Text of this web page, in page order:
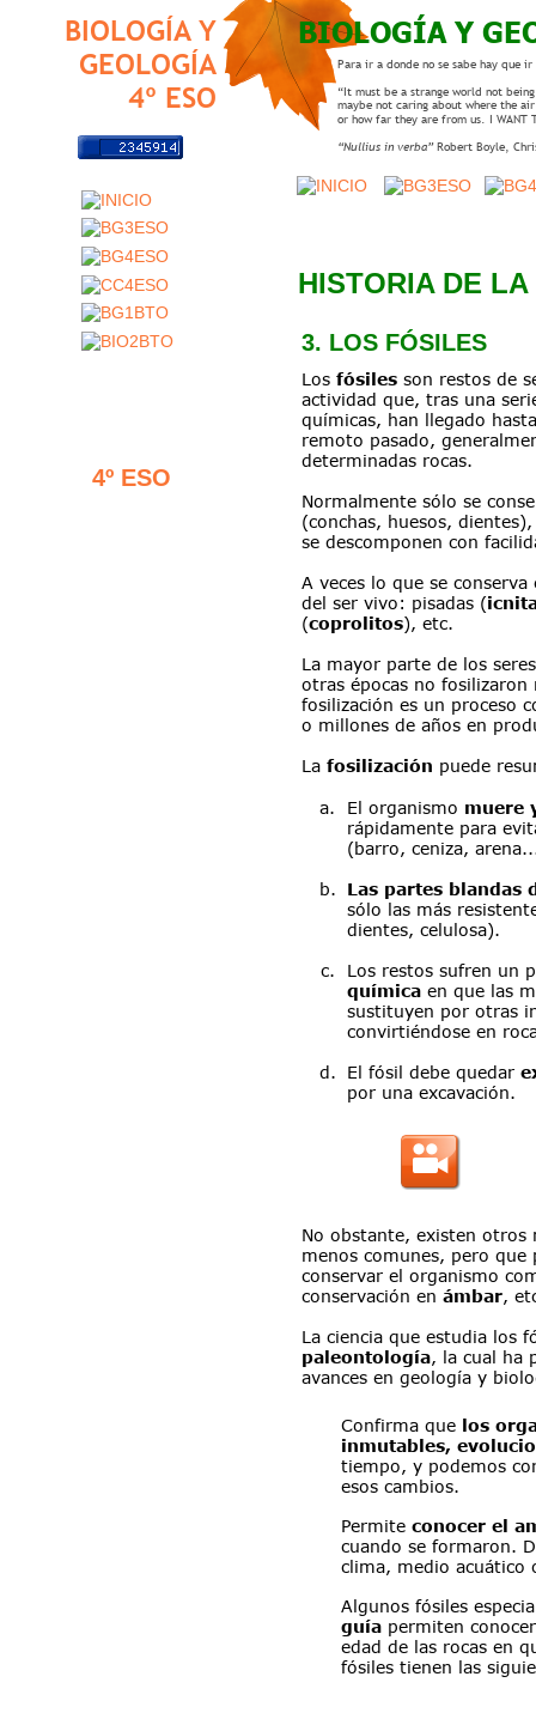
HISTORIA DE
3. LOS FÓSILES
Los fósiles son restos de
actividad que, tras una
químicas, han llegado
remoto pasado,
determinadas rocas.
Normalmente sólo se
(conchas, huesos,
se descomponen con
A veces lo que se
del ser vivo: pisadas (
(coprolitos), etc.
La mayor parte de los
otras épocas no
fosilización es un proceso
o millones de años en
La fosilización puede
a. El organismo muere
rápidamente para
(barro, ceniza,
b.
Las partes blandas
sólo las más
dientes, celulosa).
c.
Los restos sufren un
química en que las
sustituyen por otras
convirtiéndose en
d. El fósil debe quedar
por una excavación.
No obstante, existen
menos comunes, pero
conservar el organismo
conservación en ámbar,
La ciencia que estudia los
paleontología, la cual ha
avances en geología y
Confirma que los
inmutables,
tiempo, y podemos
esos cambios.
Permite conocer el
cuando se formaron.
clima, medio acuático
Algunos fósiles
guía permiten
edad de las rocas en
fósiles tienen las
BIOLOGÍA Y
GEOLOGÍA
4º ESO
BIOLOGÍA Y
Para ir a donde no se sabe hay que
“It must be a strange world not
maybe not caring about where the
or how far they are from us. I WANT
“Nullius in verba” Robert Boyle,
4º ESO